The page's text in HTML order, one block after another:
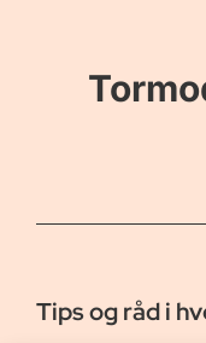
Tips og råd i